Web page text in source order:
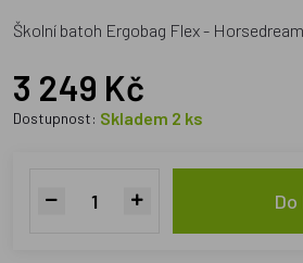
Školní batoh Ergobag Flex -
3 249 Kč
Dostupnost: Skladem 2 ks
Do